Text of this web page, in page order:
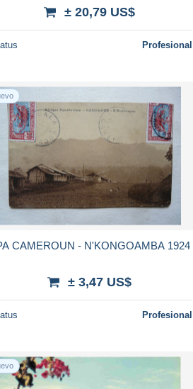
± 20,79 US$
Profesional
CAMEROUN - N'KONGOAMBA 1924
± 3,47 US$
Profesional